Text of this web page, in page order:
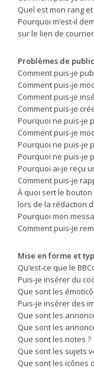
Quel est mon rang
Pourquoi m’est-il
sur le lien de
Problèmes de
Comment puis-je
Comment puis-je
Comment puis-je
Comment puis-je
Pourquoi ne puis-je
Comment puis-je
Pourquoi ne puis-je
Pourquoi ne puis-je
Pourquoi ai-je reçu
Comment puis-je
À quoi sert le
lors de la rédaction
Pourquoi mon
Comment puis-je
Mise en forme et
Qu’est-ce que le
Puis-je insérer du
Que sont les
Puis-je insérer des
Que sont les
Que sont les
Que sont les notes ?
Que sont les sujets
Que sont les icônes